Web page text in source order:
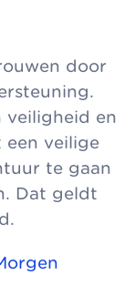
door
veiligheid en
een veilige
te gaan
Dat geldt